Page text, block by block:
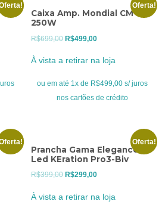
Oferta!
Caixa Amp. Mondial CM-250
250W
R$699,00 O
era:
R$699,00.
R$499,00O
atual
é:
R$499,00.
À vista a retirar na loja
ou em até 1x de R$499,00 s/ juros
nos cartões de crédito
Oferta!
Prancha Gama Elegance
Led KEration Pro3-Biv
R$399,00 OR$299,00O
atual
À vista a retirar na loja